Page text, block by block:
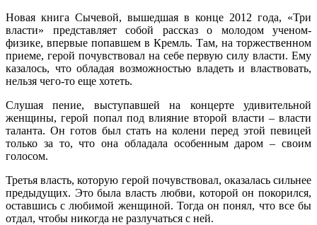
Новая книга Сычевой, вышедшая в конце 2012 года, «Три
власти» представляет собой рассказ о молодом ученом-
физике, впервые попавшем в Кремль. Там, на торжественном
приеме, герой почувствовал на себе первую силу власти. Ему
казалось, что обладая возможностью владеть и властвовать,
нельзя чего-то еще хотеть.
Слушая пение, выступавшей на концерте удивительной
женщины, герой попал под влияние второй власти – власти
таланта. Он готов был стать на колени перед этой певицей
только за то, что она обладала особенным даром – своим
голосом.
Третья власть, которую герой почувствовал, оказалась сильнее
предыдущих. Это была власть любви, которой он покорился,
оставшись с любимой женщиной. Тогда он понял, что все бы
отдал, чтобы никогда не разлучаться с ней.